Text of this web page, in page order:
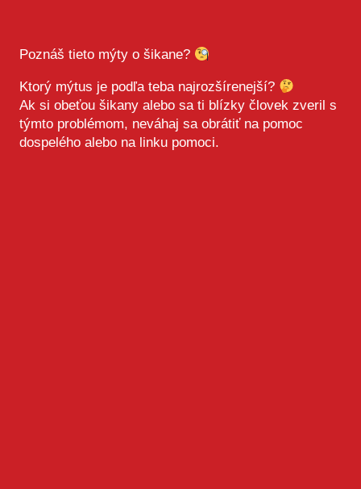
Poznáš tieto mýty o šikane?
Ktorý mýtus je podľa teba najrozšírenejší?
Ak si obeťou šikany alebo sa ti blízky človek zveril s
týmto problémom, neváhaj sa obrátiť na pomoc
dospelého alebo na linku pomoci.